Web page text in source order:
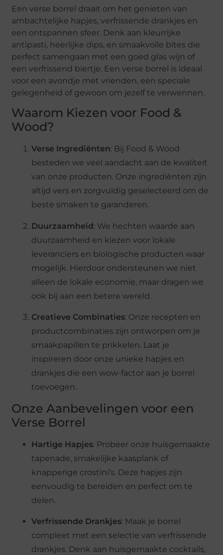
Een verse borrel draait om het genieten van
ambachtelijke hapjes, verfrissende drankjes en
een ontspannen sfeer. Denk aan kleurrijke
antipasti, heerlijke dips, en smaakvolle bites die
perfect samengaan met een goed glas wijn of
een verfrissend biertje. Een verse borrel is ideaal
voor een avondje met vrienden, een speciale
gelegenheid of gewoon om jezelf te verwennen.
Waarom Kiezen voor Food &
Wood?
Verse Ingrediënten: Bij Food & Wood
besteden we veel aandacht aan de kwaliteit
van onze producten. Onze ingrediënten zijn
altijd vers en zorgvuldig geselecteerd om de
beste smaken te garanderen.
Duurzaamheid: We hechten waarde aan
duurzaamheid en kiezen voor lokale
leveranciers en biologische producten waar
mogelijk. Hierdoor ondersteunen we niet
alleen de lokale economie, maar dragen we
ook bij aan een betere wereld.
Creatieve Combinaties: Onze recepten en
productcombinaties zijn ontworpen om je
smaakpapillen te prikkelen. Laat je
inspireren door onze unieke hapjes en
drankjes die een wow-factor aan je borrel
toevoegen.
Onze Aanbevelingen voor een
Verse Borrel
Hartige Hapjes: Probeer onze huisgemaakte
tapenade, smakelijke kaasplank of
knapperige crostini’s. Deze hapjes zijn
eenvoudig te bereiden en perfect om te
delen.
Verfrissende Drankjes: Maak je borrel
compleet met een selectie van verfrissende
drankjes. Denk aan huisgemaakte cocktails,